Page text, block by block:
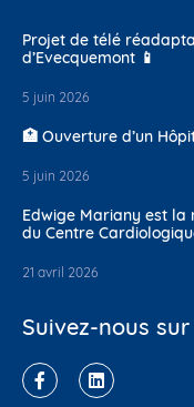
Projet de télé
d’Evecquemont 📱
5 juin 2026
🏥 Ouverture d’un
5 juin 2026
Edwige Mariany est la
du Centre
21 avril 2026
Suivez-nous